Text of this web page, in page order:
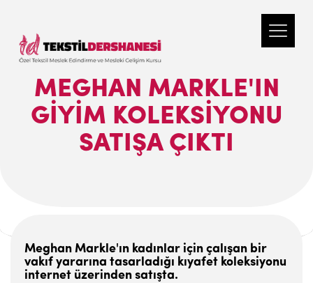
MEGHAN MARKLE'IN
GIYIM KOLEKSIYONU
SATIŞA ÇIKTI
Meghan Markle'ın kadınlar için çalışan bir
vakıf yararına tasarladığı kıyafet koleksiyonu
internet üzerinden satışta.